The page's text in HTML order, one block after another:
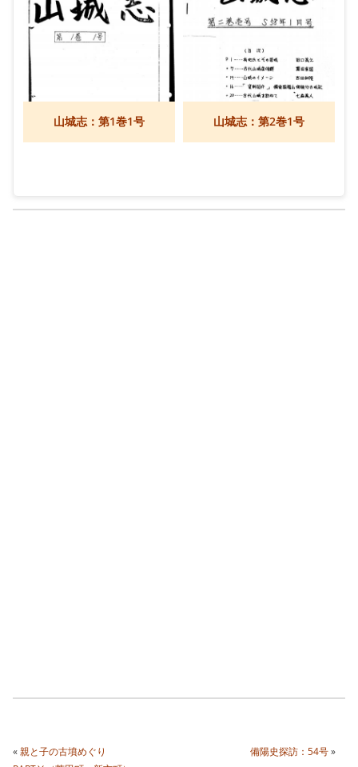
山城志：第1巻1号 山城志：第2巻1号
«親と子の古墳めぐり
備陽史探訪：54号»